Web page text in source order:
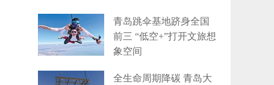
青岛跳伞基地跻身全国
前三 “低空+”打开文旅想
象空间
全生命周期降碳 青岛大